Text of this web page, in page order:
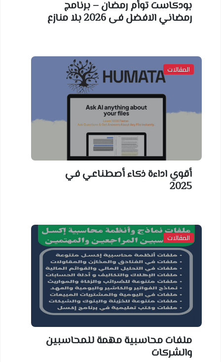
بودكاست توأم رمضان – برنامج
رمضاني الافضل فى 2026 بلا منازع
المقالات
أقوي اداءة ذكاء أصطناعي في
2025
المقالات
ملفات محاسبية مهمة للمحاسبين
والشركات